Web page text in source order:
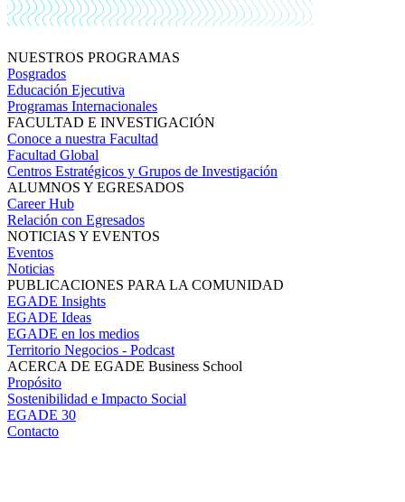
NUESTROS PROGRAMAS
Posgrados
Educación Ejecutiva
Programas Internacionales
FACULTAD E INVESTIGACIÓN
Conoce a nuestra Facultad
Facultad Global
Centros Estratégicos y Grupos de Investigación
ALUMNOS Y EGRESADOS
Career Hub
Relación con Egresados
NOTICIAS Y EVENTOS
Eventos
Noticias
PUBLICACIONES PARA LA COMUNIDAD
EGADE Insights
EGADE Ideas
EGADE en los medios
Territorio Negocios - Podcast
ACERCA DE EGADE Business School
Propósito
Sostenibilidad e Impacto Social
EGADE 30
Contacto